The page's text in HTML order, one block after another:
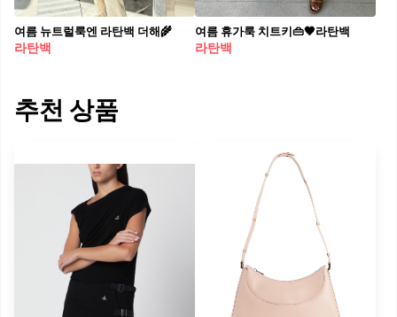
여름 뉴트럴룩엔 라탄백 더해🌾
라탄백
여름 휴가룩 치트키👜🖤라탄백
라탄백
추천 상품